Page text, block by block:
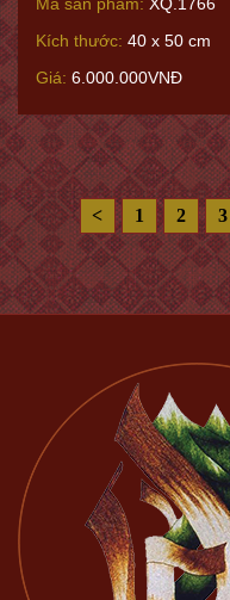
Tranh Thêu Tay XQ
Quê Hương Việt Nam
Phong Cảnh Thiên Nhiên
Linh Vật
Ngôn Ngữ Loài Hoa